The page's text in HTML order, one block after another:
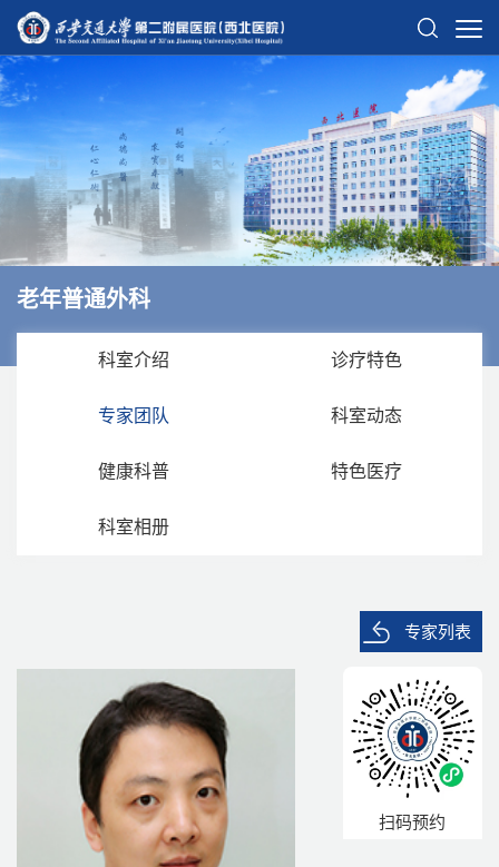
老年普通外科
科室介绍 诊疗特色
专家团队 科室动态
健康科普 特色医疗
科室相册
专家列表
扫码预约